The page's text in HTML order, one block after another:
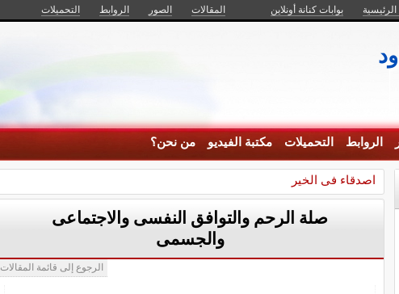
بوابات كنانة أونلاين المقالات الصور الروابط التحميلات
الروابط التحميلات مكتبة الفيديو من نحن؟
اصدقاء فى الخير
صلة الرحم والتوافق النفسى والاجتماعى
والجسمى
الرجوع إلى قائمة المقالات